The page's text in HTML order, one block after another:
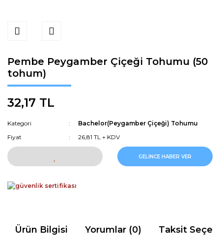
Pembe Peygamber Çiçeği Tohumu (50
tohum)
32,17 TL
Kategori
Bachelor(Peygamber Çiçeği) Tohumu
Fiyat
26,81 TL + KDV
GELİNCE HABER VER
Ürün Bilgisi Yorumlar (0) Taksit